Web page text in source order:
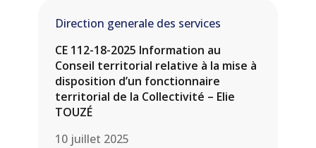
Direction generale des services
CE 112-18-2025 Information au
Conseil territorial relative à la mise à
disposition d’un fonctionnaire
territorial de la Collectivité – Elie
TOUZÉ
10 juillet 2025